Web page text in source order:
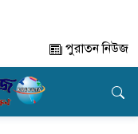
পুরাতন নিউজ